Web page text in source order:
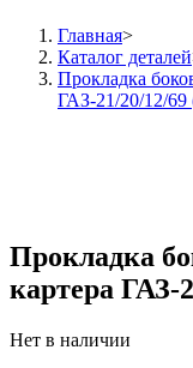
Главная>
Каталог деталей
Прокладка
ГАЗ-21/20/12/
Прокладка
картера
Нет в наличии